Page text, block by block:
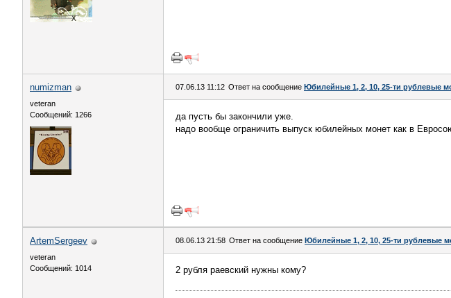
numizman
veteran
Сообщений: 1266
07.06.13 11:12 Ответ на сообщение Юбилейные 1, 2, 10, 25-ти рублевые
да пусть бы закончили уже.
надо вообще ограничить выпуск юбилейных монет как в
ArtemSergeev
veteran
Сообщений: 1014
08.06.13 21:58 Ответ на сообщение Юбилейные 1, 2, 10, 25-ти рублевые
2 рубля раевский нужны кому?